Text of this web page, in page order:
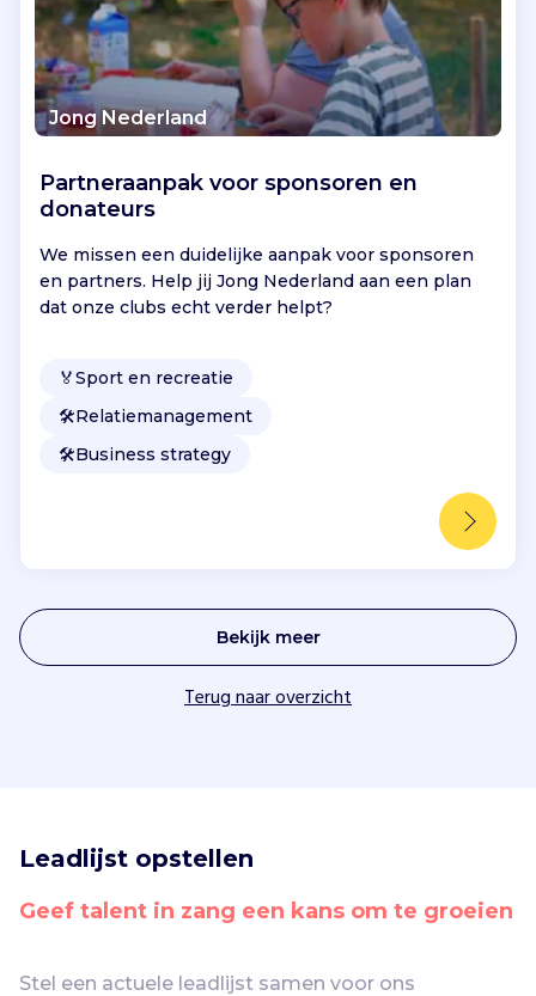
Jong Nederland
Partneraanpak voor sponsoren en
donateurs
We missen een duidelijke aanpak voor sponsoren
en partners. Help jij Jong Nederland aan een plan
dat onze clubs echt verder helpt?
🏅Sport en recreatie
🛠️Relatiemanagement
🛠️Business strategy
Bekijk meer
Terug naar overzicht
Leadlijst opstellen
Geef talent in zang een kans om te groeien
Stel een actuele leadlijst samen voor ons